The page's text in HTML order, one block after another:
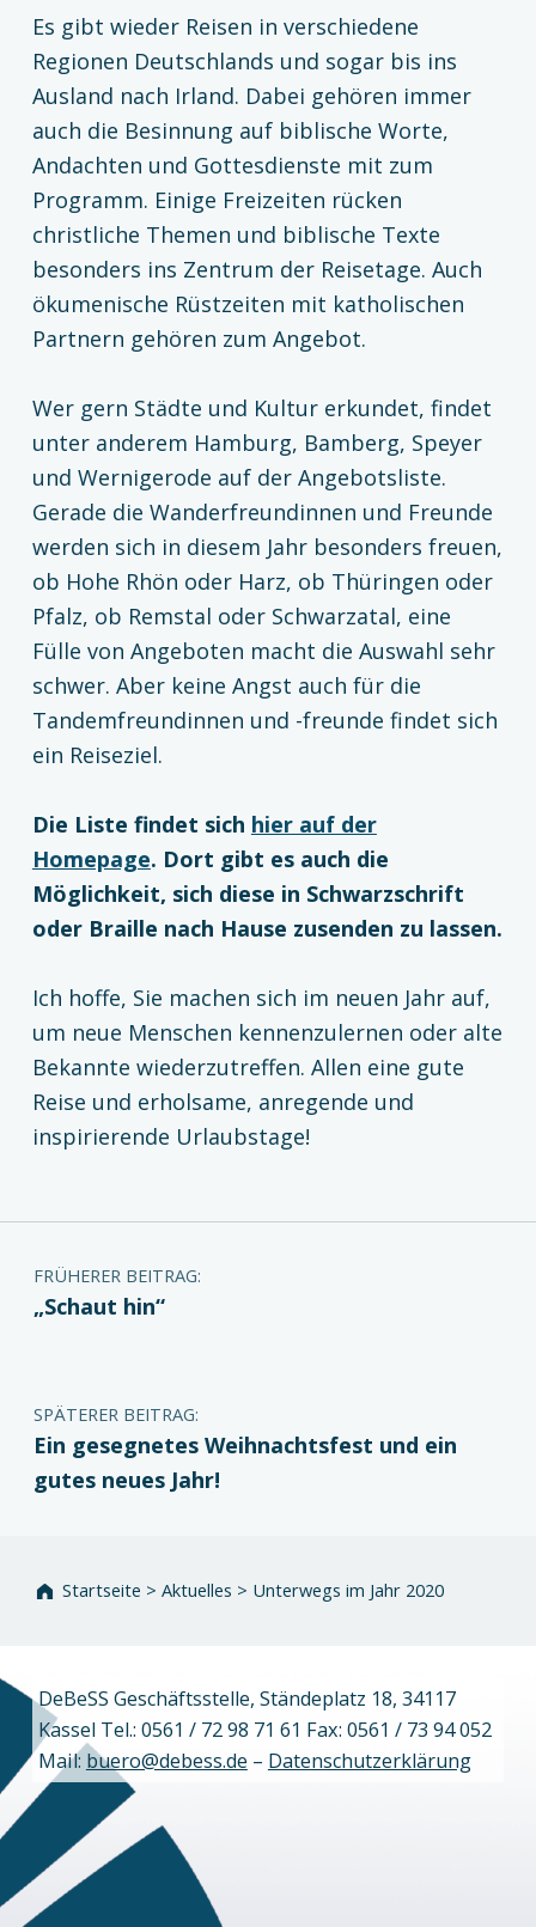
Es gibt wieder Reisen in verschiedene
Regionen Deutschlands und sogar bis ins
Ausland nach Irland. Dabei gehören immer
auch die Besinnung auf biblische Worte,
Andachten und Gottesdienste mit zum
Programm. Einige Freizeiten rücken
christliche Themen und biblische Texte
besonders ins Zentrum der Reisetage. Auch
ökumenische Rüstzeiten mit katholischen
Partnern gehören zum Angebot.
Wer gern Städte und Kultur erkundet, findet
unter anderem Hamburg, Bamberg, Speyer
und Wernigerode auf der Angebotsliste.
Gerade die Wanderfreundinnen und Freunde
werden sich in diesem Jahr besonders freuen,
ob Hohe Rhön oder Harz, ob Thüringen oder
Pfalz, ob Remstal oder Schwarzatal, eine
Fülle von Angeboten macht die Auswahl sehr
schwer. Aber keine Angst auch für die
Tandemfreundinnen und -freunde findet sich
ein Reiseziel.
Die Liste findet sich hier auf der
Homepage. Dort gibt es auch die
Möglichkeit, sich diese in Schwarzschrift
oder Braille nach Hause zusenden zu lassen.
Ich hoffe, Sie machen sich im neuen Jahr auf,
um neue Menschen kennenzulernen oder alte
Bekannte wiederzutreffen. Allen eine gute
Reise und erholsame, anregende und
inspirierende Urlaubstage!
Zurück zur Hauptnavigation springen
Beitragsnavigation
FRÜHERER BEITRAG:
„Schaut hin“
SPÄTERER BEITRAG:
Ein gesegnetes Weihnachtsfest und ein
gutes neues Jahr!
Startseite > Aktuelles > Unterwegs im Jahr 2020
DeBeSS Geschäftsstelle, Ständeplatz 18, 34117
Kassel Tel.: 0561 / 72 98 71 61 Fax: 0561 / 73 94 052
Mail: buero@debess.de – Datenschutzerklärung